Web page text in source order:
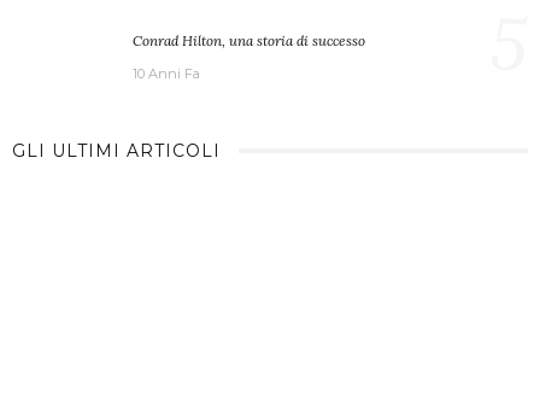
Conrad Hilton, una storia di successo
10 Anni Fa
GLI ULTIMI ARTICOLI